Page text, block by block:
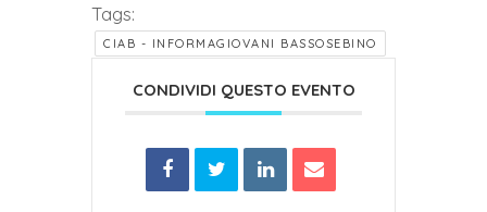
Tags:
CIAB - INFORMAGIOVANI BASSOSEBINO
CONDIVIDI QUESTO EVENTO